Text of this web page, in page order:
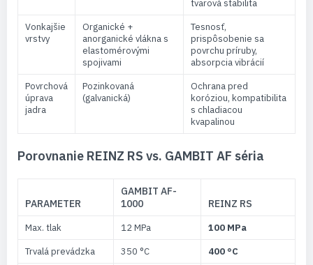
tvarová stabilita
Vonkajšie
vrstvy
Organické +
anorganické vlákna s
elastomérovými
spojivami
Tesnosť,
prispôsobenie sa
povrchu príruby,
absorpcia vibrácií
Povrchová
úprava
jadra
Pozinkovaná
(galvanická)
Ochrana pred
koróziou, kompatibilita
s chladiacou
kvapalinou
Porovnanie REINZ RS vs. GAMBIT AF séria
PARAMETER
GAMBIT AF-
1000
REINZ RS
Max. tlak 12 MPa
100 MPa
Trvalá prevádzka
350 °C 400 °C